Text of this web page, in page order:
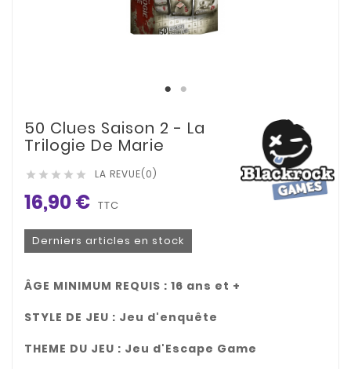
50 Clues Saison 2 - La
Trilogie De Marie
     LA REVUE(0)
16,90 € TTC
Derniers articles en stock
ÂGE MINIMUM REQUIS : 16 ans et +
STYLE DE JEU : Jeu d'enquête
THEME DU JEU : Jeu d'Escape Game